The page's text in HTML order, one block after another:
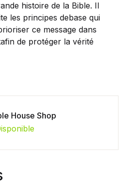
histoire de la Bible. Il
les principes debase qui
ce message dans
de protéger la vérité
House Shop